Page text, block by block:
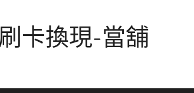
卡換現-當舖